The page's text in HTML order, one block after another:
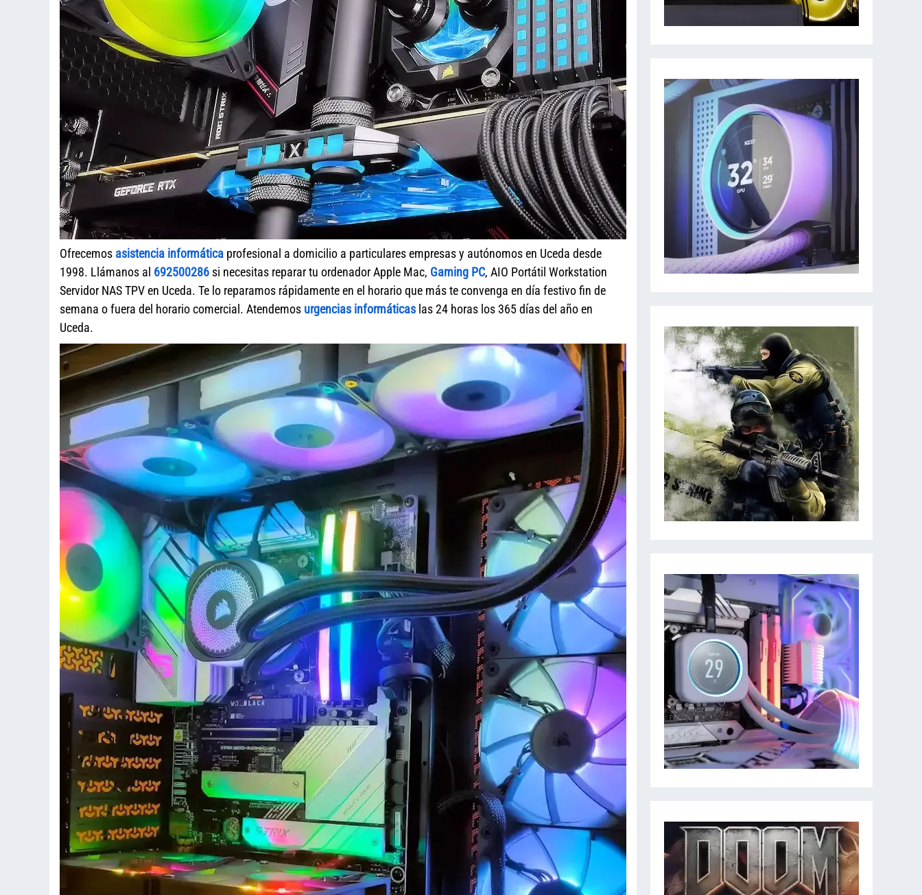
Ofrecemos asistencia informática profesional a domicilio a particulares empresas y autónomos en Uceda desde
1998. Llámanos al 692500286 si necesitas reparar tu ordenador Apple Mac, Gaming PC, AIO Portátil Workstation
Servidor NAS TPV en Uceda. Te lo reparamos rápidamente en el horario que más te convenga en día festivo fin de
semana o fuera del horario comercial. Atendemos urgencias informáticas las 24 horas los 365 días del año en
Uceda.